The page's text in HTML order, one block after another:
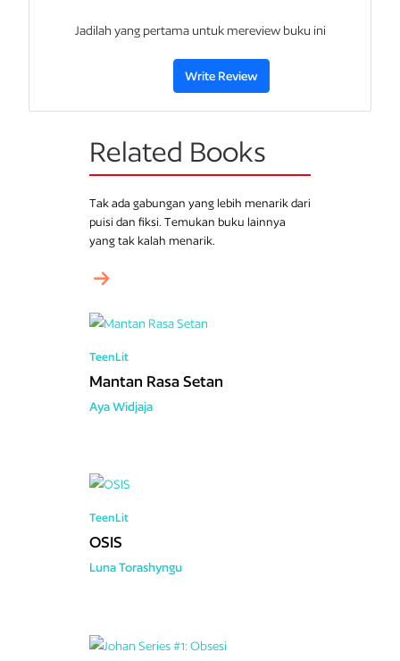
Irish emang nggak secantik Kristen Stewart. Dia cuma cewek
biasa, yang di sekolah pun sama sekali nggak ngetop. Karena itu
Davi merasa aman, soalnya dia merasa nggak bakalan naksir
Irish. Tapi saat muncul cowok lain yang bikin Irish terpikat, kok
Davi jadi nggak rela kehilangan Irish, ya?
Jadilah yang pertama untuk mereview buku ini
Write Review
Related Books
Tak ada gabungan yang lebih menarik dari
puisi dan fiksi. Temukan buku lainnya
yang tak kalah menarik.
TeenLit
Mantan Rasa Setan
Aya Widjaja
TeenLit
OSIS
Luna Torashyngu